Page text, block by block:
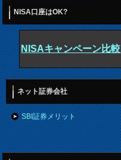
NISA口座はOK?
NISAキャンペーン比較
ネット証券会社
SBI証券メリット